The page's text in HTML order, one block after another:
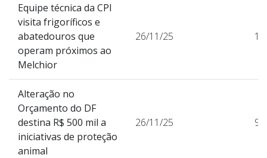
Equipe técnica da CPI
visita frigoríficos e
abatedouros que
operam próximos ao
Melchior
26/11/25
Alteração no
Orçamento do DF
destina R$ 500 mil a
iniciativas de proteção
animal
26/11/25